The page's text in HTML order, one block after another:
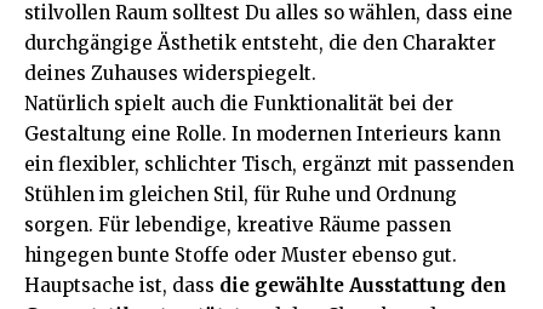
stilvollen Raum solltest Du alles so wählen, dass eine
durchgängige Ästhetik entsteht, die den Charakter
deines Zuhauses widerspiegelt.
Natürlich spielt auch die Funktionalität bei der
Gestaltung eine Rolle. In modernen Interieurs kann
ein flexibler, schlichter Tisch, ergänzt mit passenden
Stühlen im gleichen Stil, für Ruhe und Ordnung
sorgen. Für lebendige, kreative Räume passen
hingegen bunte Stoffe oder Muster ebenso gut.
Hauptsache ist, dass die gewählte Ausstattung den